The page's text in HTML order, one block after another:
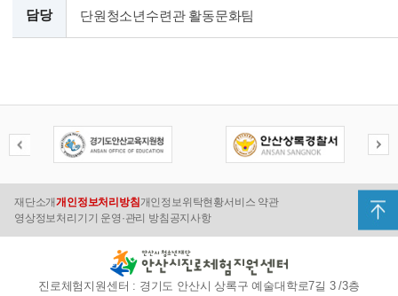
담당 단원청소년수련관 활동문화팀
재단소개개인정보처리방침개인정보위탁현황서비스 약관
영상정보처리기기 운영·관리 방침 공지사항
진로체험지원센터 : 경기도 안산시 상록구 예술대학로7길 3 /3층